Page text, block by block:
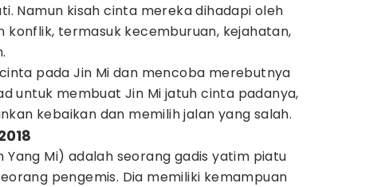
Namun kisah cinta mereka dihadapi oleh
konflik, termasuk kecemburuan, kejahatan,
cinta pada Jin Mi dan mencoba merebutnya
untuk membuat Jin Mi jatuh cinta padanya,
kebaikan dan memilih jalan yang salah.
Yang Mi) adalah seorang gadis yatim piatu
pengemis. Dia memiliki kemampuan